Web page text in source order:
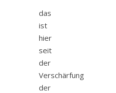
das
ist
hier
seit
der
Verschärfung
der